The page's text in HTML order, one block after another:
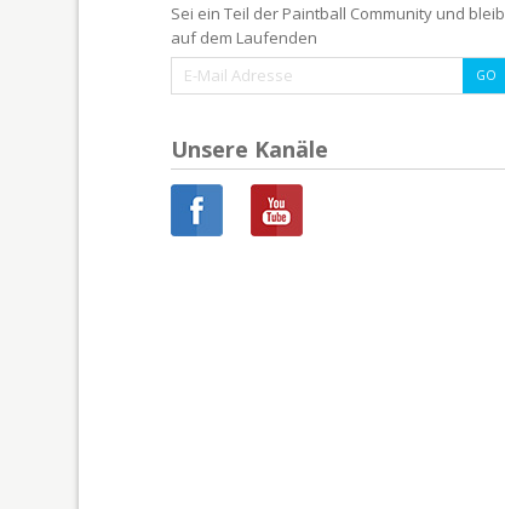
Sei ein Teil der Paintball Community und bleib
auf dem Laufenden
Unsere Kanäle